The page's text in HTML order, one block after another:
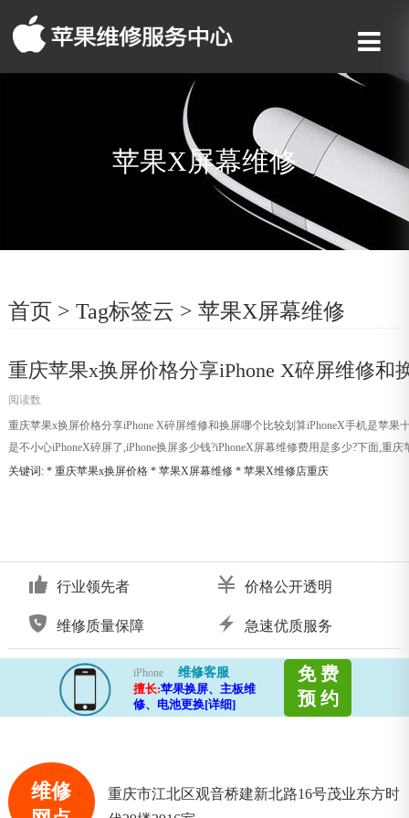
苹果X屏幕维修
首页 > Tag标签云 > 苹果X屏幕维修
重庆苹果x换屏价格分享iPhone X碎屏维修和
阅读数
重庆苹果x换屏价格分享iPhone X碎屏维修和换屏哪个比较划算iPhoneX手机是苹
是不小心iPhoneX碎屏了,iPhone换屏多少钱?iPhoneX屏幕维修费用是多少?下面,重
关键词: * 重庆苹果x换屏价格* 苹果X屏幕维修* 苹果X维修店重庆
行业领先者 价格公开透明
维修质量保障 急速优质服务
iPhone
维修客服
擅长:苹果换屏、主板维
修、电池更换[详细]
免 费
预 约
维修
重庆市江北区观音桥建新北路16号茂业东方时